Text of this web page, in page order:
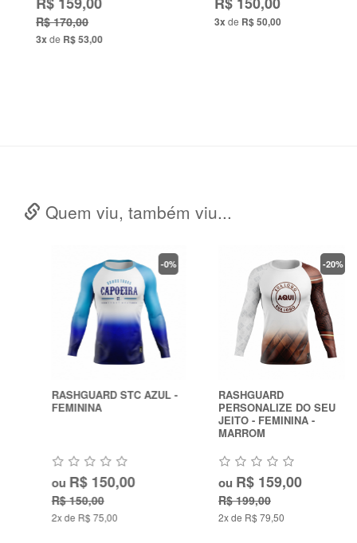
R$ 170,00
deR$ 53,00
deR$ 50,00
Quem viu, também viu...
RASHGUARD STC AZUL -
FEMININA
-0%
R$ 150,00
R$ 150,00
2x de R$ 75,00
RASHGUARD
PERSONALIZE DO SEU
JEITO - FEMININA -
MARROM
-20%
R$ 159,00
R$ 199,00
2x de R$ 79,50